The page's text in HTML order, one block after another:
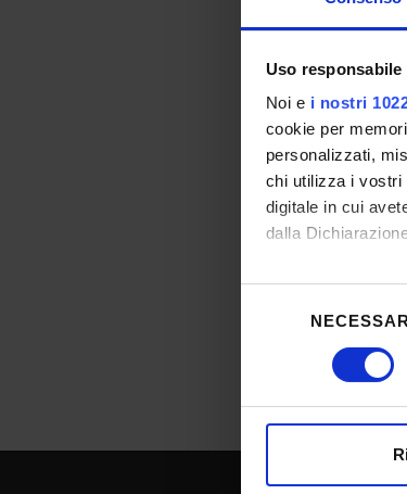
Uso responsabile
Noi e i nostri
cookie per
personalizzati,
chi utilizza i vostri
digitale in cui
dalla
Con il tuo
raccogliere
Approfondisci
Utilizziamo i
Other
Roles in